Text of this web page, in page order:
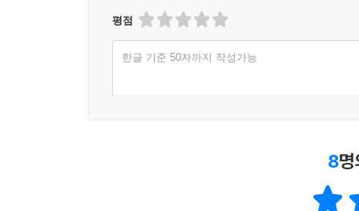
평점
한글 기준 50자까지 작성가능
8